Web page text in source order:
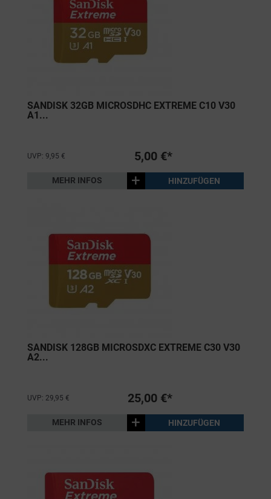
SANDISK 32GB MICROSDHC EXTREME C10 V30
A1...
UVP: 9,95 € 5,00 €*
MEHR INFOS + HINZUFÜGEN
SANDISK 128GB MICROSDXC EXTREME C30 V30
A2...
UVP: 29,95 € 25,00 €*
MEHR INFOS + HINZUFÜGEN